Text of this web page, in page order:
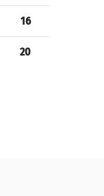
16
20